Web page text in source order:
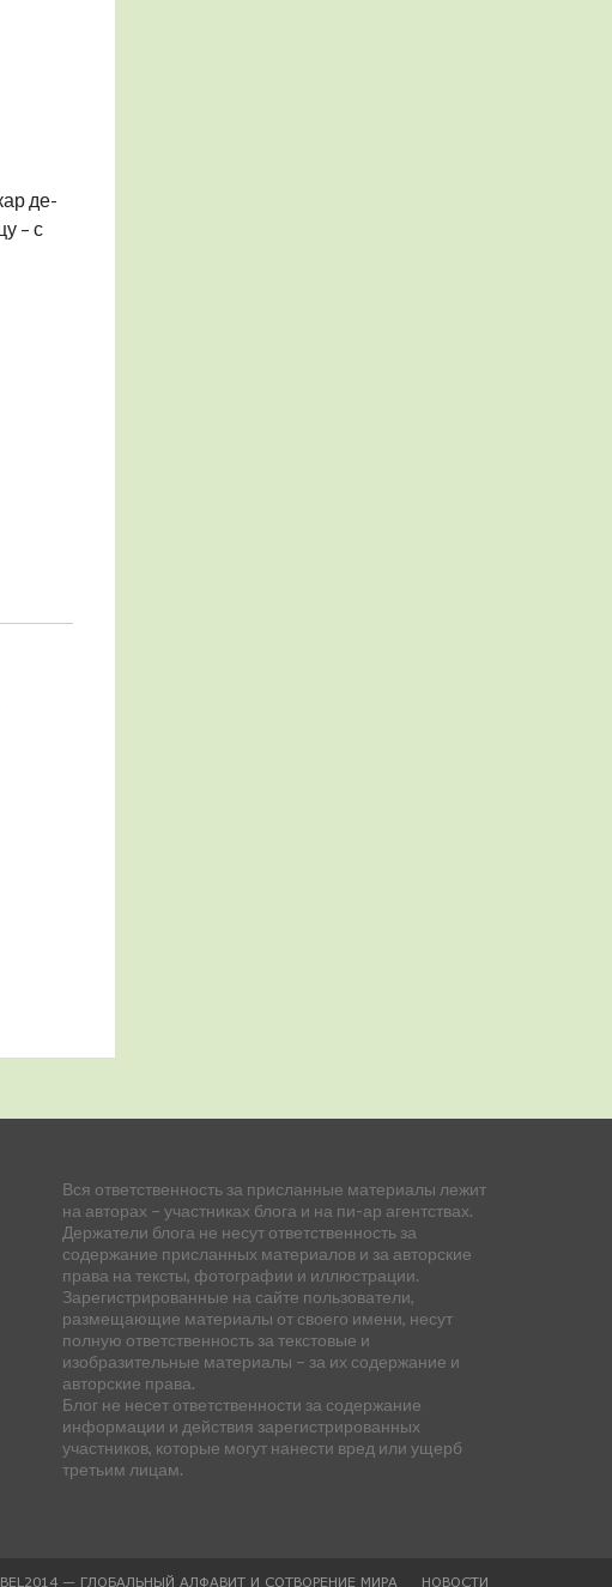
де-
– с
Вся ответственность за присланные материалы лежит
на авторах – участниках блога и на пи-ар агентствах.
Держатели блога не несут ответственность за
содержание присланных материалов и за авторские
права на тексты, фотографии и иллюстрации.
Зарегистрированные на сайте пользователи,
размещающие материалы от своего имени, несут
полную ответственность за текстовые и
изобразительные материалы – за их содержание и
авторские права.
Блог не несет ответственности за содержание
информации и действия зарегистрированных
участников, которые могут нанести вред или ущерб
третьим лицам.
— ГЛОБАЛЬНЫЙ АЛФАВИТ И СОТВОРЕНИЕ МИРА НОВОСТИ